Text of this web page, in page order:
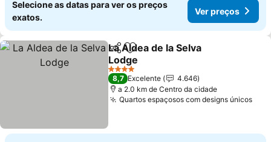
Selecione as datas para ver os preços
exatos.
Ver preços
PartilharAdicionar aos favoritos
La Aldea de la Selva
Lodge
Ver preços
4 Estrelas
8,7 Excelente
4.646
a 2.0 km de Centro da cidade
Quartos espaçosos com designs únicosVer